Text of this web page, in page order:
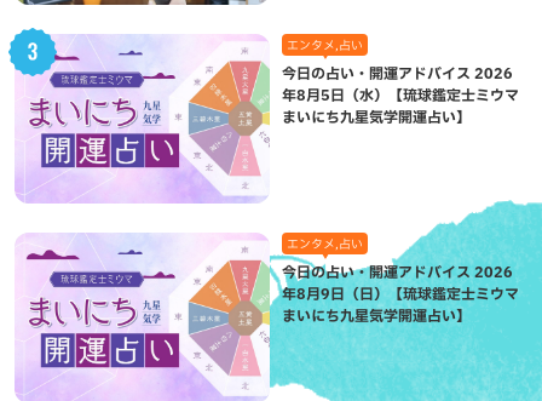
エンタメ,占い
今日の占い・開運アドバイス 2026
年8月5日（水）【琉球鑑定士ミウマ
まいにち九星気学開運占い】
エンタメ,占い
今日の占い・開運アドバイス 2026
年8月9日（日）【琉球鑑定士ミウマ
まいにち九星気学開運占い】